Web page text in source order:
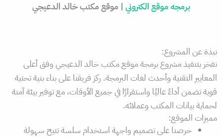
برمجه موقع الكتروني | موقع مكتب خالد الدعيجي
نبذة عن المشروع:
نفخر بتنفيذ مشروع برمجة موقع مكتب خالد الدعيجي وفق أعلى
المعايير التقنية وأحدث لغات البرمجة. ركز فريقنا على بناء بنية تحتية
قوية تضمن أداءً عاليًا واستقرارًا في جميع الأوقات، مع توفير بيئة آمنة
لحماية بيانات المكتب وعملائه.
مميزات الموقع:
حرصنا على تصميم واجهة استخدام سلسة تتيح سهولة